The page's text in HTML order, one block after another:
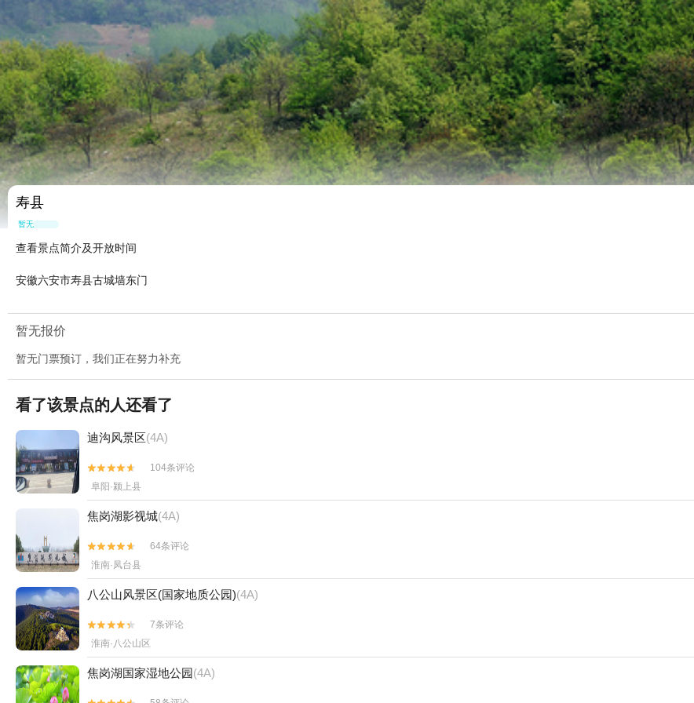
寿县
暂无点评
查看景点简介及开放时间
安徽六安市寿县古城墙东门
暂无报价
暂无门票预订，我们正在努力补充
看了该景点的人还看了
迪沟风景区(4A)


104条评论
阜阳·颍上县
焦岗湖影视城(4A)


64条评论
淮南·凤台县
八公山风景区(国家地质公园)(4A)


7条评论
淮南·八公山区
焦岗湖国家湿地公园(4A)